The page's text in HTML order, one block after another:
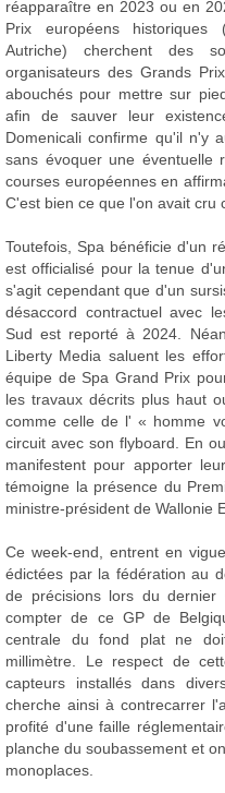
réapparaître en 2023 ou en
Prix européens historiques
Autriche) cherchent des
organisateurs des Grands
abouchés pour mettre sur
afin de sauver leur
Domenicali confirme qu'il n'y
sans évoquer une éventuelle
courses européennes en
C'est bien ce que l'on avait cru
Toutefois, Spa bénéficie d'un
est officialisé pour la tenue
s'agit cependant que d'un
désaccord contractuel avec
Sud est reporté à 2024.
Liberty Media saluent les
équipe de Spa Grand Prix
les travaux décrits plus haut
comme celle de l' « homme
circuit avec son flyboard. En
manifestent pour apporter
témoigne la présence du
ministre-président de Wallonie
Ce week-end, entrent en
édictées par la fédération au
de précisions lors du
compter de ce GP de
centrale du fond plat ne
millimètre. Le respect de
capteurs installés dans
cherche ainsi à contrecarrer
profité d'une faille
planche du soubassement et
monoplaces.